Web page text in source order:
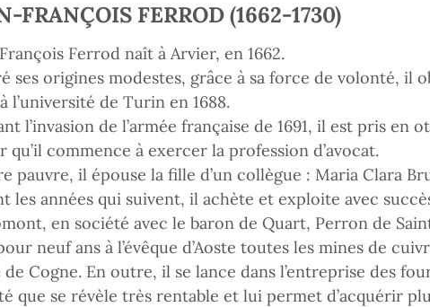
FRANÇOIS FERROD (1662-1730)
Ferrod naît à Arvier, en 1662.
ses origines modestes, grâce à sa force de volonté, il
l’université de Turin en 1688.
l’invasion de l’armée française de 1691, il est pris en
qu’il commence à exercer la profession d’avocat.
pauvre, il épouse la fille d’un collègue : Maria Clara
les années qui suivent, il achète et exploite avec
en société avec le baron de Quart, Perron de
neuf ans à l’évêque d’Aoste toutes les mines de
de Cogne. En outre, il se lance dans l’entreprise des
que se révèle très rentable et lui permet d’acquérir